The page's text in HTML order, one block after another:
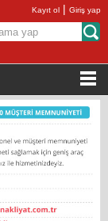
Kayıt ol |Giriş yap